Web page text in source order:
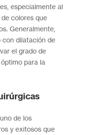
especialmente al
colores que
Generalmente,
dilatación de
el grado de
para la
de los
y exitosos que